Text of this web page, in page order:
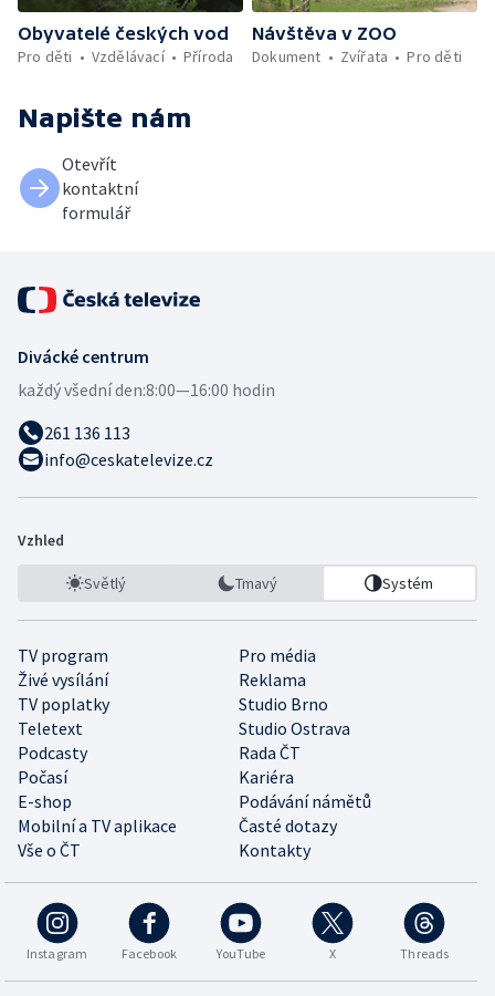
Obyvatelé českých vod
Pro děti
Vzdělávací Příroda
Návštěva v ZOO
Dokument
Zvířata Pro děti
Napište nám
Otevřít
kontaktní
formulář
Divácké centrum
každý všední den:8:00—16:00 hodin
261 136 113
info@ceskatelevize.cz
Vzhled
Světlý Tmavý Systém
TV program
Pro média
Živé vysílání
Reklama
TV poplatky
Studio Brno
Teletext
Studio Ostrava
Podcasty
Rada ČT
Počasí
Kariéra
E-shop
Podávání námětů
Mobilní a TV aplikace
Časté dotazy
Vše o ČT
Kontakty
Instagram Facebook YouTube X Threads